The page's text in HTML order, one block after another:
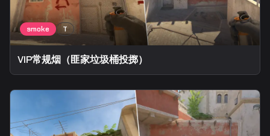
VIP常规烟（匪家垃圾桶投掷）